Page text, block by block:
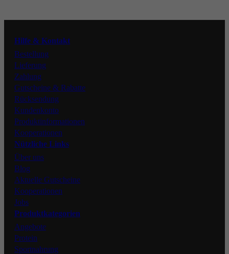
Hilfe & Kontakt
Bestellung
Lieferung
Zahlung
Gutscheine & Rabatte
Rücksendung
Kundenkonto
Produktinformationen
Kooperationen
Nützliche Links
Über uns
Blog
Aktuelle Gutscheine
Kooperationen
Jobs
Produktkategorien
Angebote
Protein
Sportnahrung